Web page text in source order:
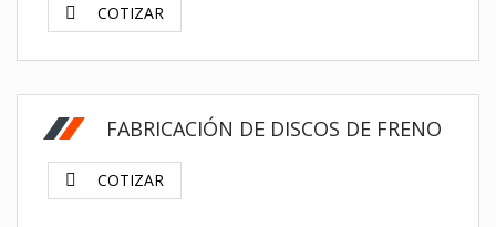
COTIZAR
$
FABRICACIÓN DE DISCOS DE FRENO
COTIZAR